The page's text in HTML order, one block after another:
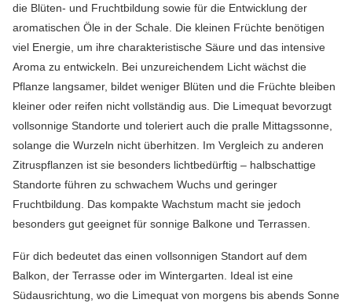
die Blüten- und Fruchtbildung sowie für die Entwicklung der
aromatischen Öle in der Schale. Die kleinen Früchte benötigen
viel Energie, um ihre charakteristische Säure und das intensive
Aroma zu entwickeln. Bei unzureichendem Licht wächst die
Pflanze langsamer, bildet weniger Blüten und die Früchte bleiben
kleiner oder reifen nicht vollständig aus. Die Limequat bevorzugt
vollsonnige Standorte und toleriert auch die pralle Mittagssonne,
solange die Wurzeln nicht überhitzen. Im Vergleich zu anderen
Zitruspflanzen ist sie besonders lichtbedürftig – halbschattige
Standorte führen zu schwachem Wuchs und geringer
Fruchtbildung. Das kompakte Wachstum macht sie jedoch
besonders gut geeignet für sonnige Balkone und Terrassen.
Für dich bedeutet das einen vollsonnigen Standort auf dem
Balkon, der Terrasse oder im Wintergarten. Ideal ist eine
Südausrichtung, wo die Limequat von morgens bis abends Sonne